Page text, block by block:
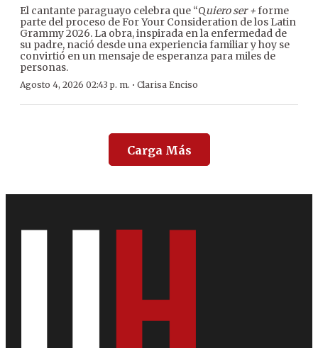
El cantante paraguayo celebra que “Quiero ser +forme
parte del proceso de For Your Consideration de los Latin
Grammy 2026. La obra, inspirada en la enfermedad de
su padre, nació desde una experiencia familiar y hoy se
convirtió en un mensaje de esperanza para miles de
personas.
Agosto 4, 2026 02:43 p. m. · Clarisa Enciso
Carga Más